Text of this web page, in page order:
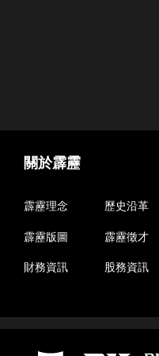
關於霹靂
霹靂理念 歷史沿革
霹靂版圖 霹靂徵才
財務資訊 股務資訊